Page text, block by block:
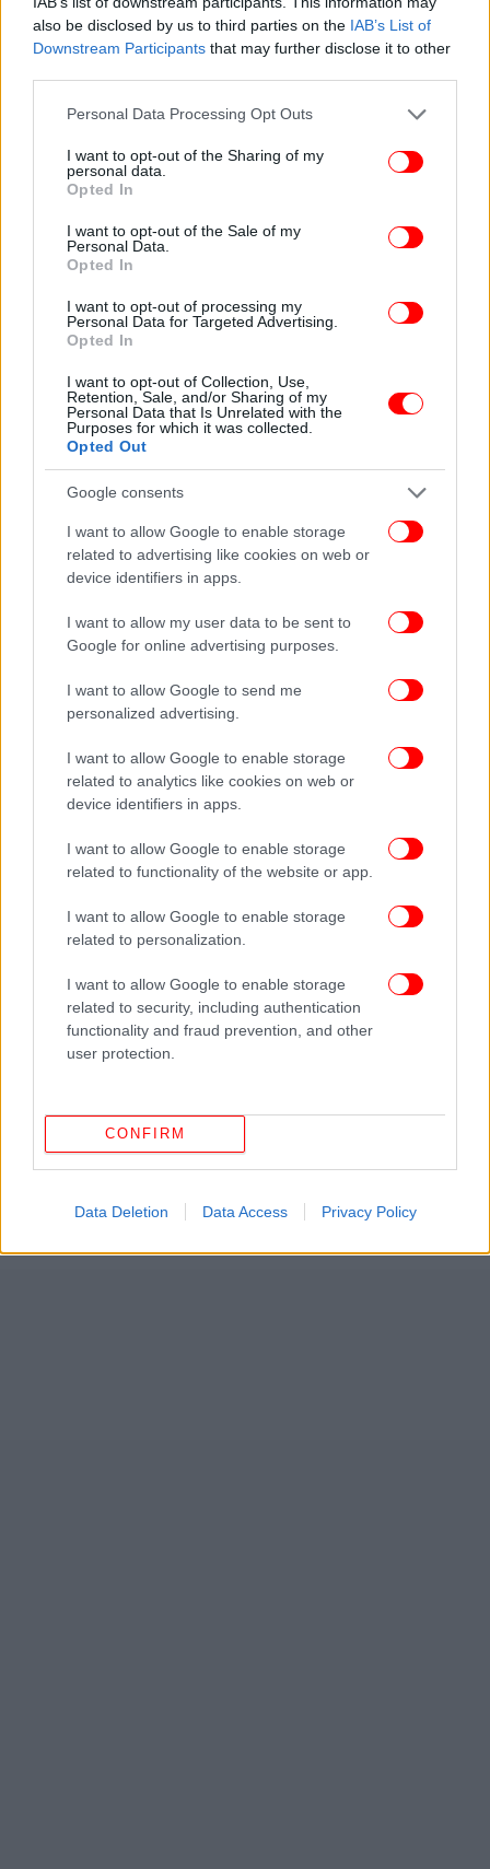
also be disclosed by us to third parties on the IAB’s List of
Downstream Participants that may further disclose it to other
Please note that this website/app uses one or more Google
not limited to your visit or usage behaviour. You may click to
grant or deny consent to Google and its third-party tags to
use your data for below specified purposes in below Google
consent section.
Personal Data Processing Opt Outs
I want to opt-out of the Sharing of my
personal data.
Opted In
I want to opt-out of the Sale of my
Personal Data.
Opted In
I want to opt-out of processing my
Personal Data for Targeted Advertising.
Opted In
I want to opt-out of Collection, Use,
Retention, Sale, and/or Sharing of my
Personal Data that Is Unrelated with the
Purposes for which it was collected.
Opted Out
Google consents
I want to allow Google to enable storage
related to advertising like cookies on web or
device identifiers in apps.
I want to allow my user data to be sent to
Google for online advertising purposes.
I want to allow Google to send me
personalized advertising.
I want to allow Google to enable storage
related to analytics like cookies on web or
device identifiers in apps.
I want to allow Google to enable storage
related to functionality of the website or app.
I want to allow Google to enable storage
related to personalization.
I want to allow Google to enable storage
related to security, including authentication
functionality and fraud prevention, and other
user protection.
CONFIRM
Data Deletion Data Access Privacy Policy
Ακολουθήστε το στο Google News
και μάθετε
πρώτοι όλες τις ειδήσεις
Δείτε όλες τις τελευταίεςΕιδήσειςαπό την Ελλάδα και τον Κόσμο,
ΔΙΑΒΑΣΤΕ ΠΕΡΙΣΣΟΤΕΡΑ ΘΕΣΣΑΛΟΝΊΚΗ ΣΎΛΛΗΨΗ
ΟΔΗΓΌΣ
ΤΑΧΎΤΗΤΑ